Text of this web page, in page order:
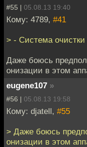
#55 | 05.08.13 19:40
Кому: 4789, #41
> - Система очистки
Даже боюсь
онизации в этом
eugene107 »
#56 | 05.08.13 19:58
Кому: djatell, #55
> Даже боюсь
онизации в этом